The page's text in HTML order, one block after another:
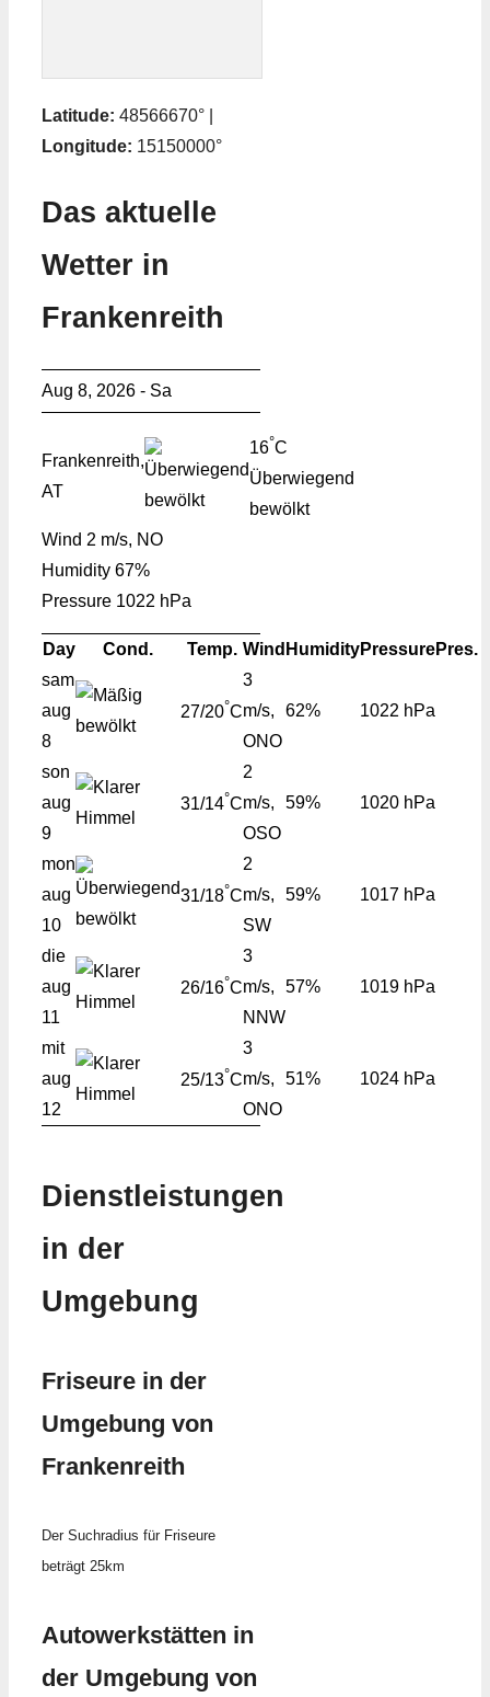
Latitude: 48566670° |
Longitude: 15150000°
Das aktuelle
Wetter in
Frankenreith
Aug 8, 2026 - Sa
Frankenreith,
AT
16°C
Überwiegend
bewölkt
Wind 2 m/s, NO
Humidity 67%
Pressure 1022 hPa
Day Cond. Temp. Wind HumidityPressurePres.
sam
aug
8
27/20°C
3
m/s,
ONO
62% 1022 hPa
son
aug
9
31/14°C
2
m/s,
OSO
59% 1020 hPa
mon
aug
10
31/18°C
2
m/s,
SW
59% 1017 hPa
die
aug
11
26/16°C
3
m/s,
NNW
57% 1019 hPa
mit
aug
12
25/13°C
3
m/s,
ONO
51% 1024 hPa
Dienstleistungen
in der
Umgebung
Friseure in der
Umgebung von
Frankenreith
Der Suchradius für Friseure
beträgt 25km
Autowerkstätten in
der Umgebung von